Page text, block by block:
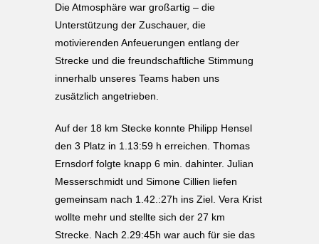
Die Atmosphäre war großartig – die
Unterstützung der Zuschauer, die
motivierenden Anfeuerungen entlang der
Strecke und die freundschaftliche Stimmung
innerhalb unseres Teams haben uns
zusätzlich angetrieben.
Auf der 18 km Stecke konnte Philipp Hensel
den 3 Platz in 1.13:59 h erreichen. Thomas
Ernsdorf folgte knapp 6 min. dahinter. Julian
Messerschmidt und Simone Cillien liefen
gemeinsam nach 1.42.:27h ins Ziel. Vera Krist
wollte mehr und stellte sich der 27 km
Strecke. Nach 2.29:45h war auch für sie das